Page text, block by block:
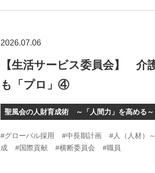
2026.07.06
【生活サービス委員会】 介
も「プロ」④
聖風会の人財育成術 ～「人間力」を高め
#グローバル採用 #中長期計画 #人（人材）
成
#国際貢献 #横断委員会 #職員